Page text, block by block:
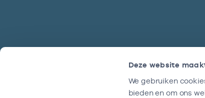
Deze website
We gebruiken
bieden en om ons